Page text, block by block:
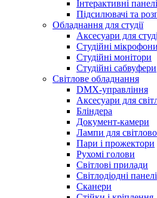
Інтерактивні панелі
Підсилювачі та
Обладнання для студії
Аксесуари для
Студійні
Студійні монітори
Студійні сабвуфери
Світлове обладнання
DMX-управління
Аксесуари для
Бліндера
Документ-камери
Лампи для
Пари і прожектори
Рухомі голови
Світлові прилади
Світлодіодні панелі
Сканери